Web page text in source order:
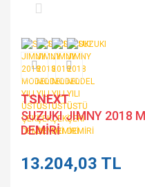
TSNEXT
SUZUKI JIMNY 2018
DEMİRİ
13.204,03 TL